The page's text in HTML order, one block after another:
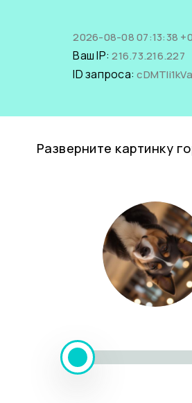
2026-08-08 07:13:38
Ваш IP:216.73.216.227
ID запроса:
Разверните картинку